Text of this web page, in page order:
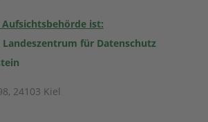
Aufsichtsbehörde ist:
Landeszentrum für Datenschutz
24103 Kiel